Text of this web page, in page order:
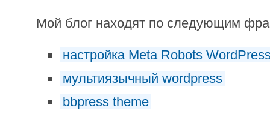
Мой блог находят по следующим
настройка Meta Robots
мультиязычный wordpress
bbpress theme